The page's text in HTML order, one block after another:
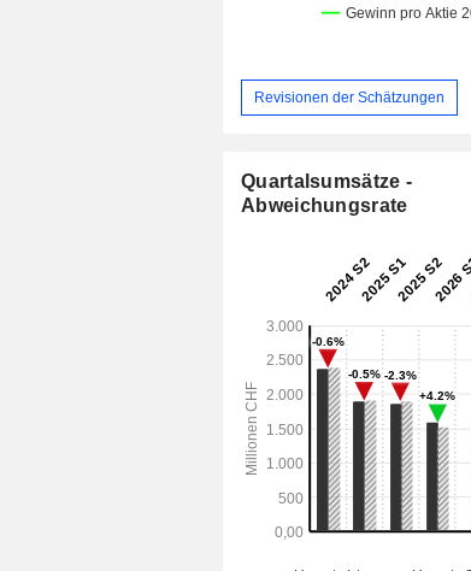
Revisionen der Schätzungen
Quartalsumsätze -
Abweichungsrate